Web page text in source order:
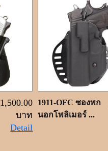
1,500.00
บาท
Detail
1911-OFC ซองพก
นอกโพลิเมอร์ ...